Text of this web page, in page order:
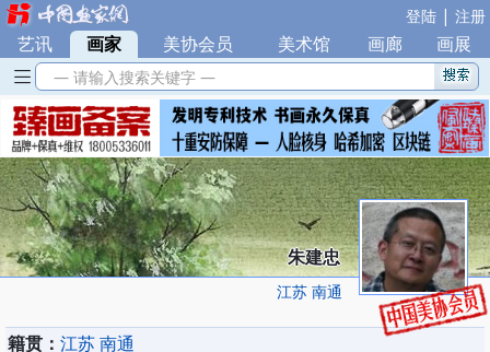
登陆 | 注册
艺讯 | 画家 美协会员 美术馆 画廊 画展
— 请输入搜索关键字 —
朱建忠
江苏 南通
籍贯： 江苏 南通